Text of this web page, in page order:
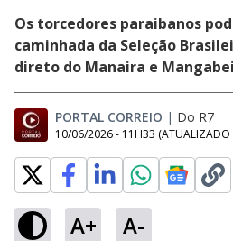
Os torcedores paraibanos
caminhada da Seleção
direto do Manaira e
PORTAL CORREIO | Do R7
10/06/2026 - 11H33 (ATUALIZADO
A+ A-